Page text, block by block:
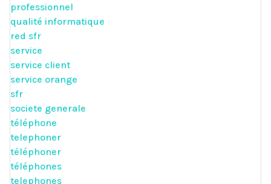
professionnel
qualité informatique
red sfr
service
service client
service orange
sfr
societe generale
téléphone
telephoner
téléphoner
téléphones
telephones